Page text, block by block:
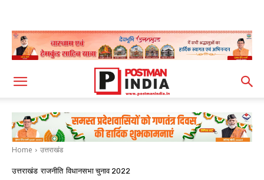
Home उत्तराखंड
उत्तराखंड राजनीति विधानसभा चुनाव 2022